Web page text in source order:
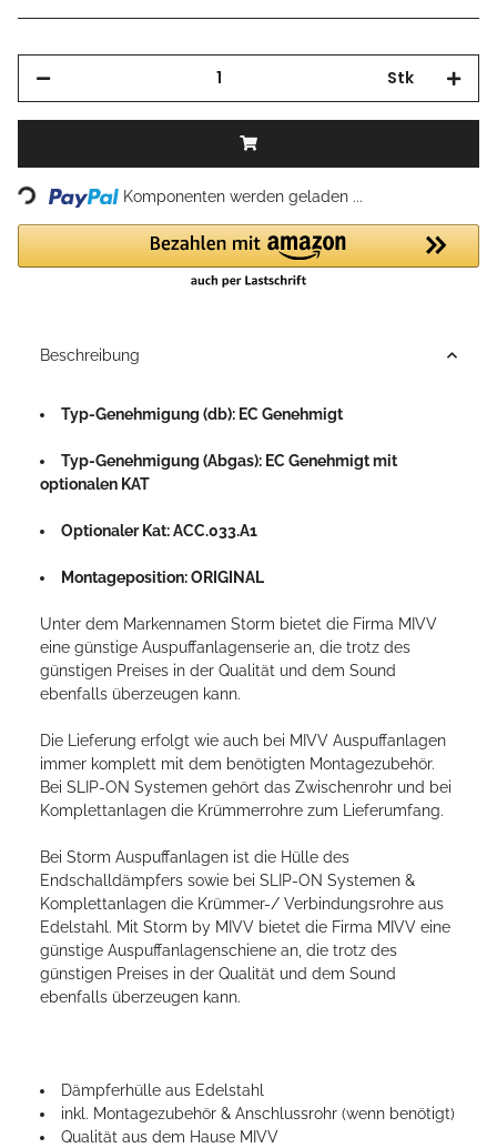
Stk
Loading... Komponenten werden geladen ...
Beschreibung
Typ-Genehmigung (db): EC Genehmigt
Typ-Genehmigung (Abgas): EC Genehmigt mit
optionalen KAT
Optionaler Kat: ACC.033.A1
Montageposition: ORIGINAL
Unter dem Markennamen Storm bietet die Firma MIVV
eine günstige Auspuffanlagenserie an, die trotz des
günstigen Preises in der Qualität und dem Sound
ebenfalls überzeugen kann.
Die Lieferung erfolgt wie auch bei MIVV Auspuffanlagen
immer komplett mit dem benötigten Montagezubehör.
Bei SLIP-ON Systemen gehört das Zwischenrohr und bei
Komplettanlagen die Krümmerrohre zum Lieferumfang.
Bei Storm Auspuffanlagen ist die Hülle des
Endschalldämpfers sowie bei SLIP-ON Systemen &
Komplettanlagen die Krümmer-/ Verbindungsrohre aus
Edelstahl. Mit Storm by MIVV bietet die Firma MIVV eine
günstige Auspuffanlagenschiene an, die trotz des
günstigen Preises in der Qualität und dem Sound
ebenfalls überzeugen kann.
Dämpferhülle aus Edelstahl
inkl. Montagezubehör & Anschlussrohr (wenn benötigt)
Qualität aus dem Hause MIVV